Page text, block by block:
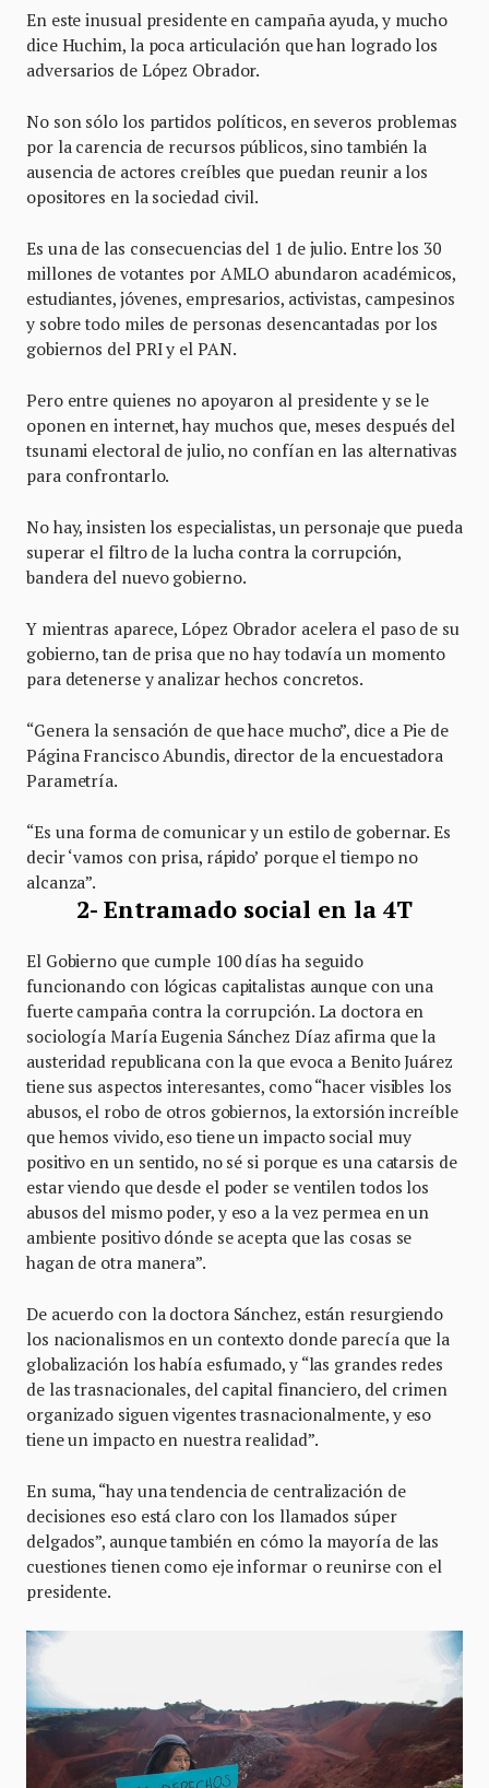
En este inusual presidente en campaña ayuda, y mucho
dice Huchim, la poca articulación que han logrado los
adversarios de López Obrador.
No son sólo los partidos políticos, en severos problemas
por la carencia de recursos públicos, sino también la
ausencia de actores creíbles que puedan reunir a los
opositores en la sociedad civil.
Es una de las consecuencias del 1 de julio. Entre los 30
millones de votantes por AMLO abundaron académicos,
estudiantes, jóvenes, empresarios, activistas, campesinos
y sobre todo miles de personas desencantadas por los
gobiernos del PRI y el PAN.
Pero entre quienes no apoyaron al presidente y se le
oponen en internet, hay muchos que, meses después del
tsunami electoral de julio, no confían en las alternativas
para confrontarlo.
No hay, insisten los especialistas, un personaje que pueda
superar el filtro de la lucha contra la corrupción,
bandera del nuevo gobierno.
Y mientras aparece, López Obrador acelera el paso de su
gobierno, tan de prisa que no hay todavía un momento
para detenerse y analizar hechos concretos.
“Genera la sensación de que hace mucho”, dice a Pie de
Página Francisco Abundis, director de la encuestadora
Parametría.
“Es una forma de comunicar y un estilo de gobernar. Es
decir ‘vamos con prisa, rápido’ porque el tiempo no
alcanza”.
2- Entramado social en la 4T
El Gobierno que cumple 100 días ha seguido
funcionando con lógicas capitalistas aunque con una
fuerte campaña contra la corrupción. La doctora en
sociología María Eugenia Sánchez Díaz afirma que la
austeridad republicana con la que evoca a Benito Juárez
tiene sus aspectos interesantes, como “hacer visibles los
abusos, el robo de otros gobiernos, la extorsión increíble
que hemos vivido, eso tiene un impacto social muy
positivo en un sentido, no sé si porque es una catarsis de
estar viendo que desde el poder se ventilen todos los
abusos del mismo poder, y eso a la vez permea en un
ambiente positivo dónde se acepta que las cosas se
hagan de otra manera”.
De acuerdo con la doctora Sánchez, están resurgiendo
los nacionalismos en un contexto donde parecía que la
globalización los había esfumado, y “las grandes redes
de las trasnacionales, del capital financiero, del crimen
organizado siguen vigentes trasnacionalmente, y eso
tiene un impacto en nuestra realidad”.
En suma, “hay una tendencia de centralización de
decisiones eso está claro con los llamados súper
delgados”, aunque también en cómo la mayoría de las
cuestiones tienen como eje informar o reunirse con el
presidente.